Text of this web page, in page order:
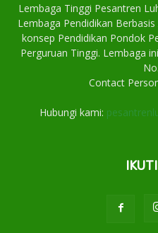
Lembaga Tinggi Pesantren
Lembaga Pendidikan
konsep Pendidikan Pondok
Perguruan Tinggi. Lembaga
Contact
Hubungi kami: